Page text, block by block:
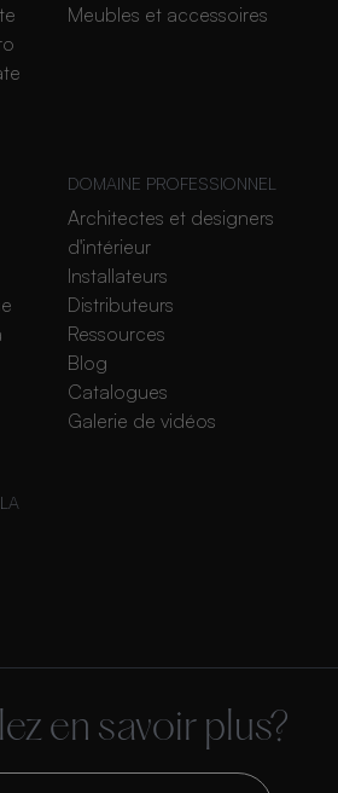
Meubles et accessoires
DOMAINE PROFESSIONNEL
Architectes et designers
d'intérieur
Installateurs
Distributeurs
Ressources
Blog
Catalogues
Galerie de vidéos
en savoir plus?